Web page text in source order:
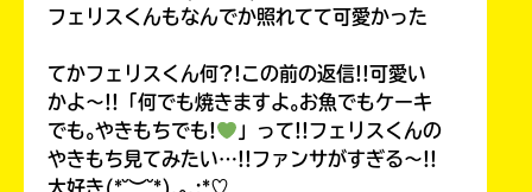
フェリスくんもなんでか照れてて可愛かった
てかフェリスくん何?!この前の返信!!可愛い
かよ〜!!「何でも焼きますよ｡お魚でもケーキ
でも｡やきもちでも!
」って!!フェリスくんの
やきもち見てみたい…!!ファンサがすぎる〜!!
大好き(*˘︶˘*).｡.:*♡